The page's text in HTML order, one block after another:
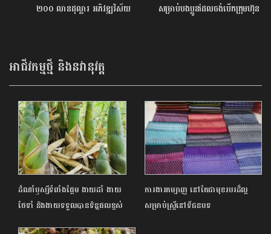
២០០ លានដុល្លារ អភិវឌ្ឍវិស័យ
សម្រាប់បងប្អូនដែលចង់បើកក្រុមហ៊ុន
អាជីវកម្មថ្មី និងនវានុវត្ត
ដំណាំឫស្សីទំពាំងផ្អែម ងាយដាំ ងាយ
ថែទាំ និងងាយទទួលបានទិន្នផលខ្ពស់
ការងារតម្បាញ នៅតែជាមុខរបរដ៏ល្អ
សម្រាប់ស្ត្រីនៅទីជនបទ